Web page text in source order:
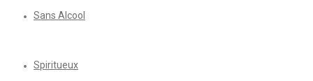
Sans Alcool
Spiritueux